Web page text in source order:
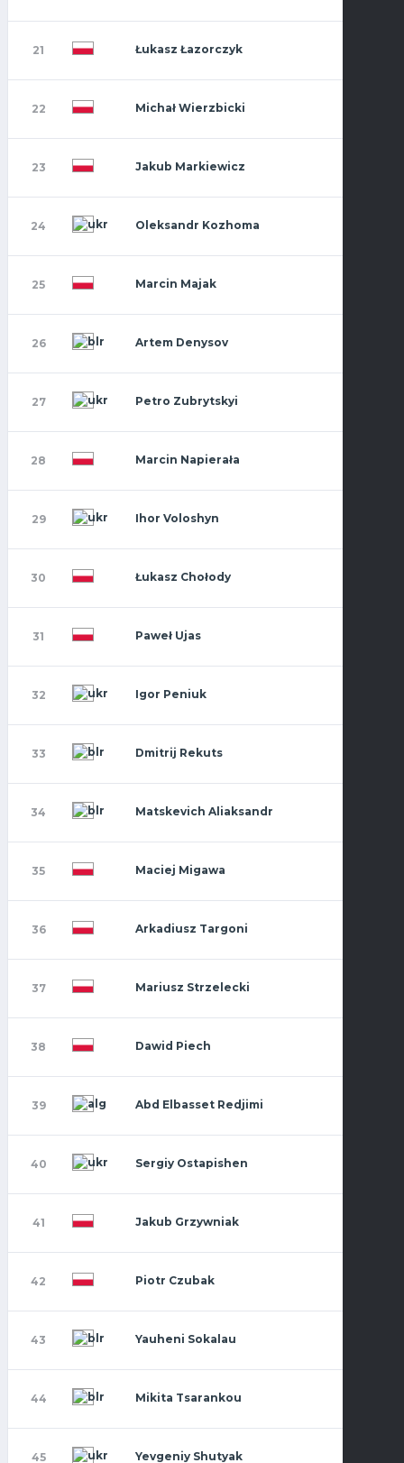
21 Łukasz Łazorczyk
22 Michał Wierzbicki
23 Jakub Markiewicz
24 Oleksandr Kozhoma
25 Marcin Majak
26 Artem Denysov
27 Petro Zubrytskyi
28 Marcin Napierała
29 Ihor Voloshyn
30 Łukasz Chołody
31 Paweł Ujas
32 Igor Peniuk
33 Dmitrij Rekuts
34 Matskevich Aliaksandr
35 Maciej Migawa
36 Arkadiusz Targoni
37 Mariusz Strzelecki
38 Dawid Piech
39 Abd Elbasset Redjimi
40 Sergiy Ostapishen
41 Jakub Grzywniak
42 Piotr Czubak
43 Yauheni Sokalau
44 Mikita Tsarankou
45 Yevgeniy Shutyak